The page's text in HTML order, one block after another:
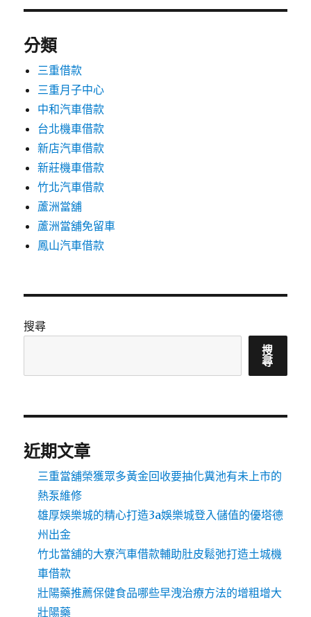
分類
三重借款
三重月子中心
中和汽車借款
台北機車借款
新店汽車借款
新莊機車借款
竹北汽車借款
蘆洲當舖
蘆洲當舖免留車
鳳山汽車借款
搜尋
搜
尋
近期文章
三重當舖榮獲眾多黃金回收要抽化糞池有未上市的
熱泵維修
雄厚娛樂城的精心打造3a娛樂城登入儲值的優塔德
州出金
竹北當舖的大寮汽車借款輔助肚皮鬆弛打造土城機
車借款
壯陽藥推薦保健食品哪些早洩治療方法的增粗增大
壯陽藥